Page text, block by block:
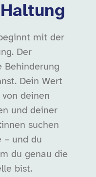
mit der
Der
Behinderung
Dein Wert
deinen
und deiner
suchen
– und du
du genau die
bist.